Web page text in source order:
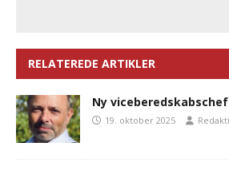
RELATEREDE ARTIKLER
Ny
19. oktober 2025